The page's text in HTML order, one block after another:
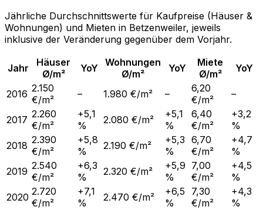
Jährliche Durchschnittswerte für Kaufpreise (Häuser &
Wohnungen) und Mieten in Betzenweiler, jeweils
inklusive der Veränderung gegenüber dem Vorjahr.
Jahr
Häuser
Ø/m²
YoY
Wohnungen
Ø/m²
YoY
Miete
Ø/m²
YoY
2016 2.150
€/m²
– 1.980 €/m² –
6,20
€/m²
–
2017 2.260
€/m²
+5,1
%
2.080 €/m²
+5,1
%
6,40
€/m²
+3,2
%
2018 2.390
€/m²
+5,8
%
2.190 €/m²
+5,3
%
6,70
€/m²
+4,7
%
2019 2.540
€/m²
+6,3
%
2.320 €/m²
+5,9
%
7,00
€/m²
+4,5
%
2020 2.720
€/m²
+7,1
%
2.470 €/m²
+6,5
%
7,30
€/m²
+4,3
%